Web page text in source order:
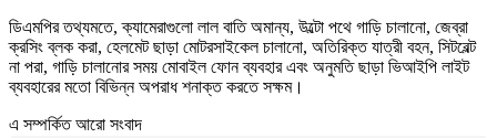
ডিএমপির তথ্যমতে, ক্যামেরাগুলো লাল বাতি অমান্য, উল্টো পথে গাড়ি চালানো, জেব্রা
ক্রসিং ব্লক করা, হেলমেট ছাড়া মোটরসাইকেল চালানো, অতিরিক্ত যাত্রী বহন, সিটবেল্ট
না পরা, গাড়ি চালানোর সময় মোবাইল ফোন ব্যবহার এবং অনুমতি ছাড়া ভিআইপি লাইট
ব্যবহারের মতো বিভিন্ন অপরাধ শনাক্ত করতে সক্ষম।
এ সম্পর্কিত আরো সংবাদ